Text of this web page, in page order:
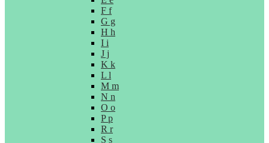
F f
G g
H h
I i
J j
K k
L l
M m
N n
O o
P p
R r
S s